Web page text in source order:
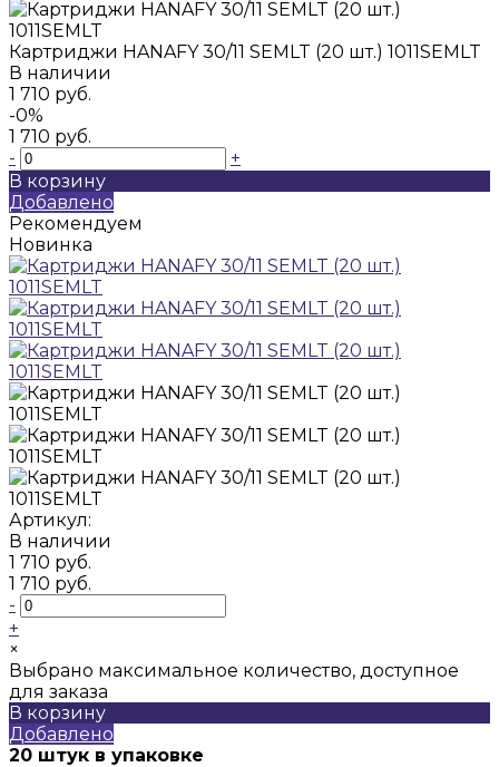
Картриджи HANAFY 30/11 SEMLT (20 шт.) 1011SEMLT
В наличии
1 710 руб.
-0%
1 710 руб.
-
+
В корзину
Добавлено
Рекомендуем
Новинка
Артикул:
В наличии
1 710 руб.
1 710 руб.
-
+
×
Выбрано максимальное количество, доступное
для заказа
В корзину
Добавлено
20 штук в упаковке